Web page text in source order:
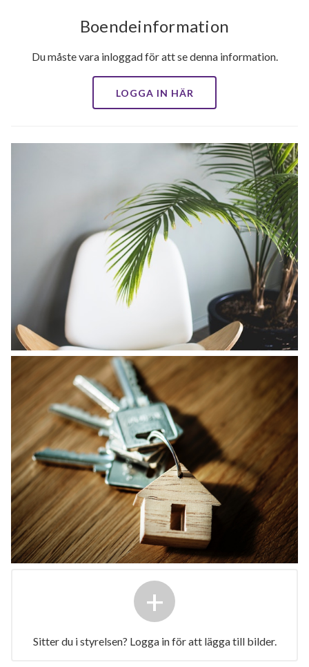
Boendeinformation
Du måste vara inloggad för att se denna information.
LOGGA IN HÄR
+
Sitter du i styrelsen? Logga in för att lägga till bilder.